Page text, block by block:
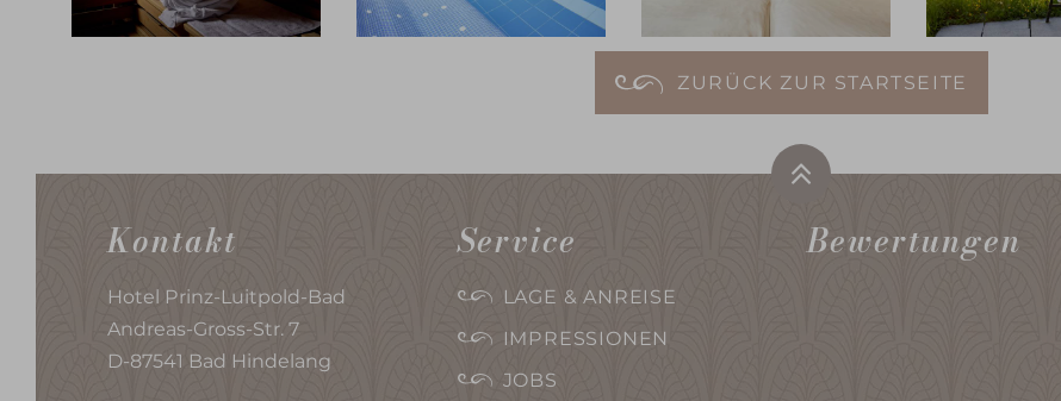
ZURÜCK ZUR STARTSEITE
Kontakt
Hotel Prinz-Luitpold-Bad
Andreas-Gross-Str. 7
D-87541 Bad Hindelang
Service
LAGE & ANREISE
IMPRESSIONEN
JOBS
Bewertungen